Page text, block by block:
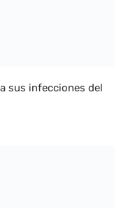
sus infecciones del